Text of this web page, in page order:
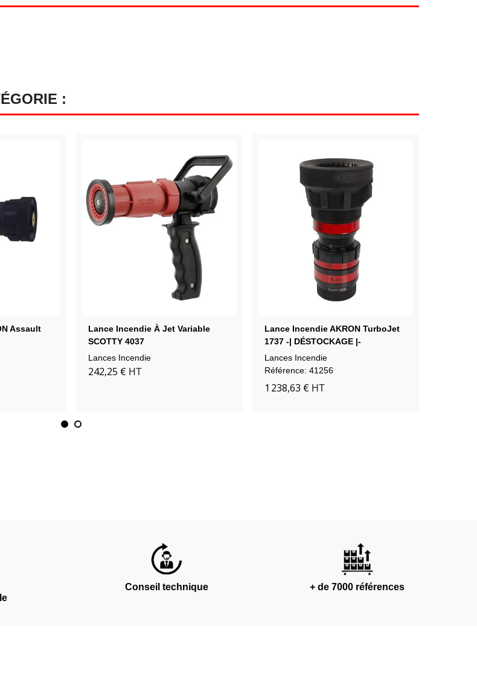
:
Assault
Lance Incendie À Jet Variable
SCOTTY 4037
Lances Incendie
242,25 € HT
Lance Incendie AKRON TurboJet
1737 -| DÉSTOCKAGE |-
Lances Incendie
Référence: 41256
1 238,63 € HT
Conseil technique + de 7000 références